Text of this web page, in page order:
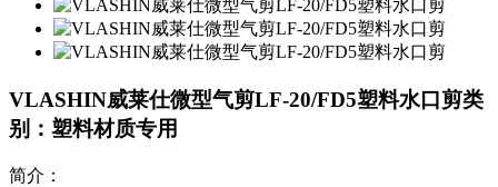
VLASHIN威莱仕微型气剪LF-20/FD5塑料水口剪类
别：塑料材质专用
简介：